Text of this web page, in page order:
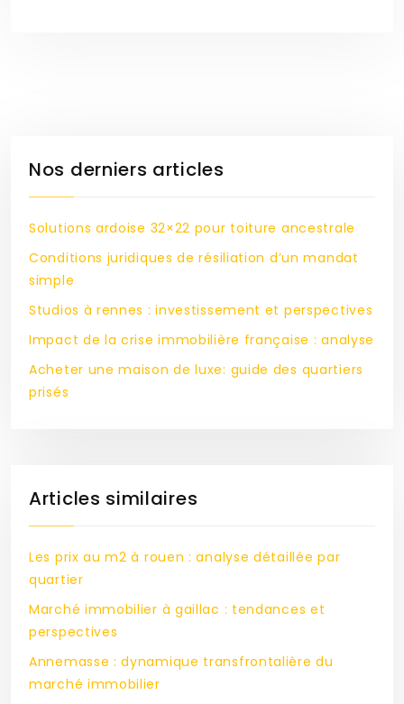
Nos derniers articles
Solutions ardoise 32×22 pour toiture ancestrale
Conditions juridiques de résiliation d’un mandat
simple
Studios à rennes : investissement et perspectives
Impact de la crise immobilière française : analyse
Acheter une maison de luxe: guide des quartiers
prisés
Articles similaires
Les prix au m2 à rouen : analyse détaillée par
quartier
Marché immobilier à gaillac : tendances et
perspectives
Annemasse : dynamique transfrontalière du
marché immobilier